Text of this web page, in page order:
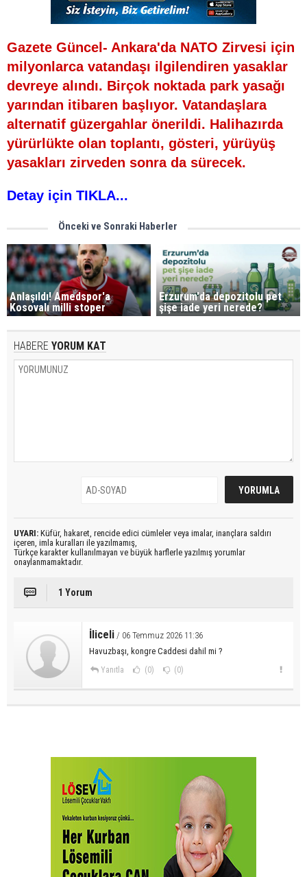
Gazete Güncel- Ankara'da NATO Zirvesi için
milyonlarca vatandaşı ilgilendiren yasaklar
devreye alındı. Birçok noktada park yasağı
yarından itibaren başlıyor. Vatandaşlara
alternatif güzergahlar önerildi. Halihazırda
yürürlükte olan toplantı, gösteri, yürüyüş
yasakları zirveden sonra da sürecek.
Detay için TIKLA...
Önceki ve Sonraki Haberler
Anlaşıldı! Amedspor'a
Kosovalı milli stoper
Erzurum'da depozitolu pet
şişe iade yeri nerede?
HABERE YORUM KAT
UYARI: Küfür, hakaret, rencide edici cümleler veya imalar, inançlara saldırı
içeren, imla kuralları ile yazılmamış,
Türkçe karakter kullanılmayan ve büyük harflerle yazılmış yorumlar
onaylanmamaktadır.
1 Yorum
İliceli / 06 Temmuz 2026 11:36
Havuzbaşı, kongre Caddesi dahil mi ?
Yanıtla (0) (0)